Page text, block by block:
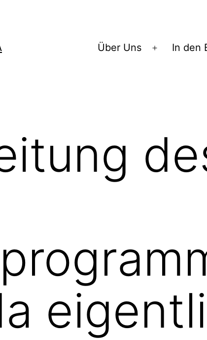
Über Uns
Menü
In den